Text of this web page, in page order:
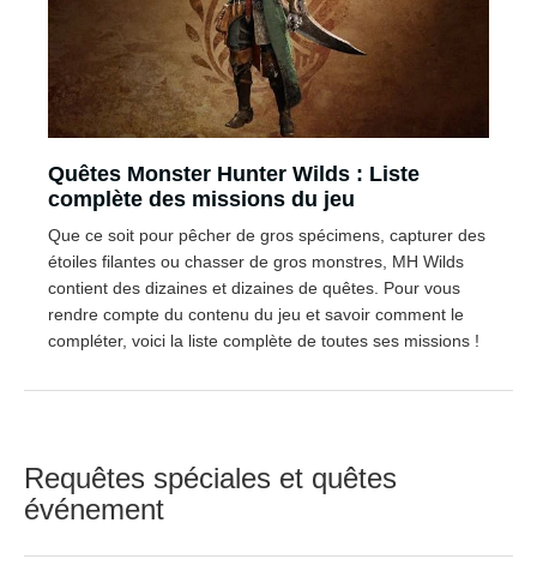
Quêtes Monster Hunter Wilds : Liste
complète des missions du jeu
Que ce soit pour pêcher de gros spécimens, capturer des
étoiles filantes ou chasser de gros monstres, MH Wilds
contient des dizaines et dizaines de quêtes. Pour vous
rendre compte du contenu du jeu et savoir comment le
compléter, voici la liste complète de toutes ses missions !
Requêtes spéciales et quêtes
événement